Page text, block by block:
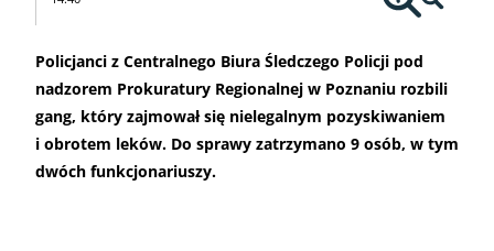
Policjanci z Centralnego Biura Śledczego Policji pod
nadzorem Prokuratury Regionalnej w Poznaniu rozbili
gang, który zajmował się nielegalnym pozyskiwaniem
i obrotem leków. Do sprawy zatrzymano 9 osób, w tym
dwóch funkcjonariuszy.